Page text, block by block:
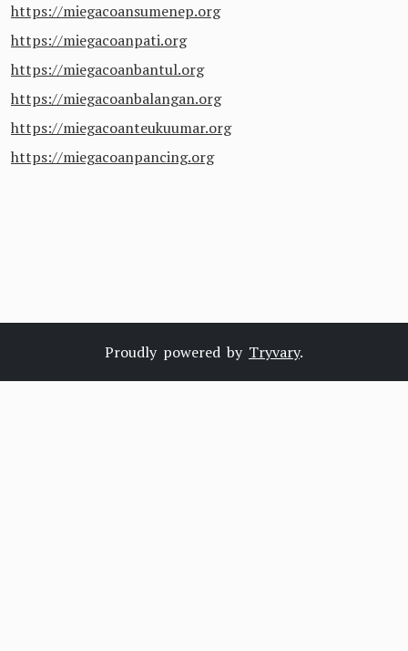
https://miegacoansumenep.org
https://miegacoanpati.org
https://miegacoanbantul.org
https://miegacoanbalangan.org
https://miegacoanteukuumar.org
https://miegacoanpancing.org
Proudly powered by Tryvary.